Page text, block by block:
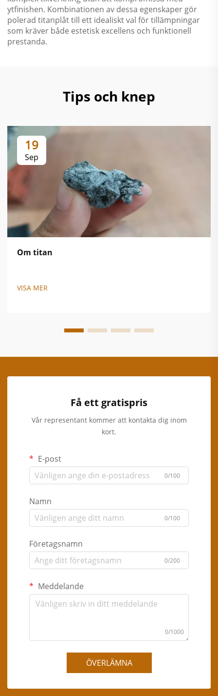
ytfinishen. Kombinationen av dessa egenskaper gör
polerad titanplåt till ett idealiskt val för tillämpningar
som kräver både estetisk excellens och funktionell
prestanda.
Tips och knep
19
Sep
Om titan
VISA MER
Få ett gratispris
Vår representant kommer att kontakta dig inom
kort.
E-post
0/100
Namn
0/100
Företagsnamn
0/200
Meddelande
0/1000
ÖVERLÄMNA